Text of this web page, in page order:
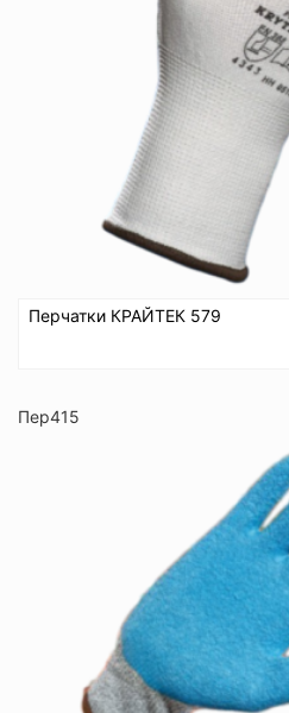
Перчатки КРАЙТЕК 579
Пер415